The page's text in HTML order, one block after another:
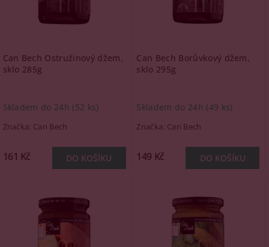
Can Bech Ostružinový džem,
sklo 285g
Skladem do 24h (52 ks)
Značka: Can Bech
161 Kč
Can Bech Borůvkový džem,
sklo 295g
Skladem do 24h (49 ks)
Značka: Can Bech
149 Kč